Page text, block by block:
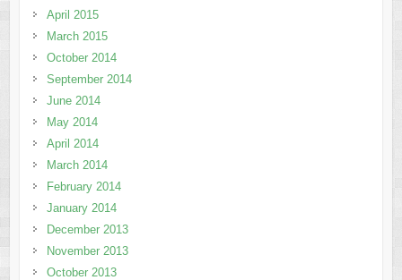
April 2015
March 2015
October 2014
September 2014
June 2014
May 2014
April 2014
March 2014
February 2014
January 2014
December 2013
November 2013
October 2013